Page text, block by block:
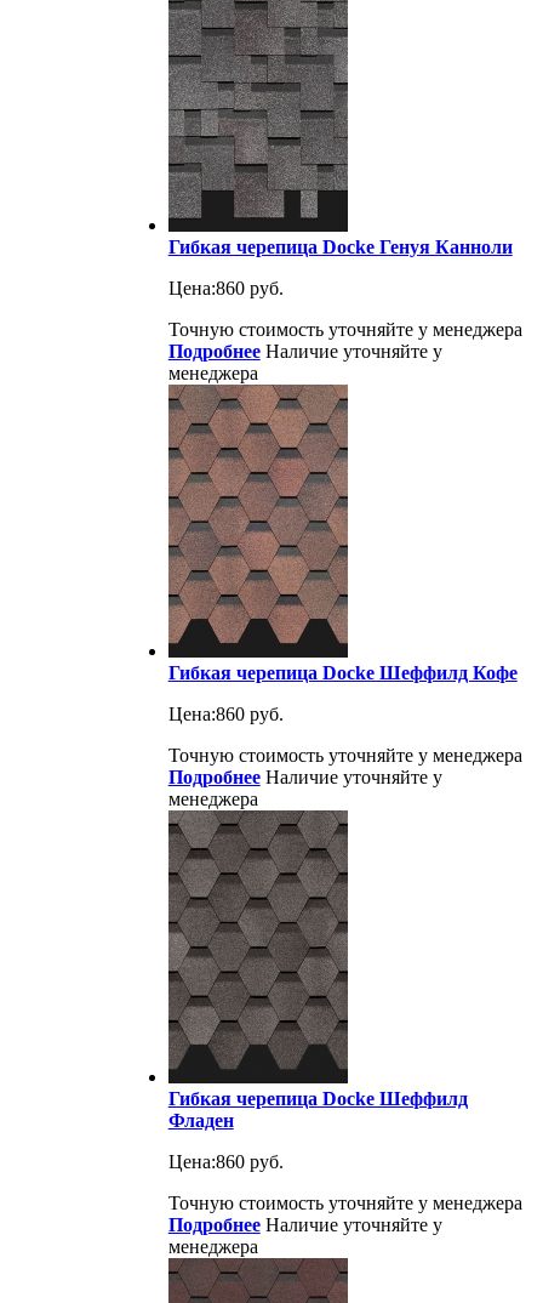
Гибкая черепица Docke Генуя Канноли
Цена:860 руб.
Точную стоимость уточняйте у менеджера
Подробнее Наличие уточняйте у
менеджера
Гибкая черепица Docke Шеффилд Кофе
Цена:860 руб.
Точную стоимость уточняйте у менеджера
Подробнее Наличие уточняйте у
менеджера
Гибкая черепица Docke Шеффилд
Фладен
Цена:860 руб.
Точную стоимость уточняйте у менеджера
Подробнее Наличие уточняйте у
менеджера